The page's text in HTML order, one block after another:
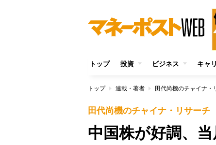
トップ 投資 ビジネス キャ
トップ 連載・著者 田代尚機のチャイナ・
田代尚機のチャイナ・リサーチ
中国株が好調、